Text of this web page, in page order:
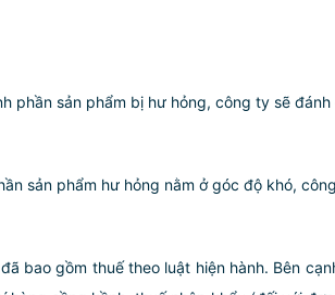
phần sản phẩm bị hư hỏng, công ty sẽ
sản phẩm hư hỏng nằm ở góc độ khó,
bao gồm thuế theo luật hiện hành. Bên